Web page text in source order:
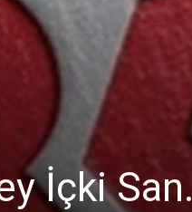
İçki